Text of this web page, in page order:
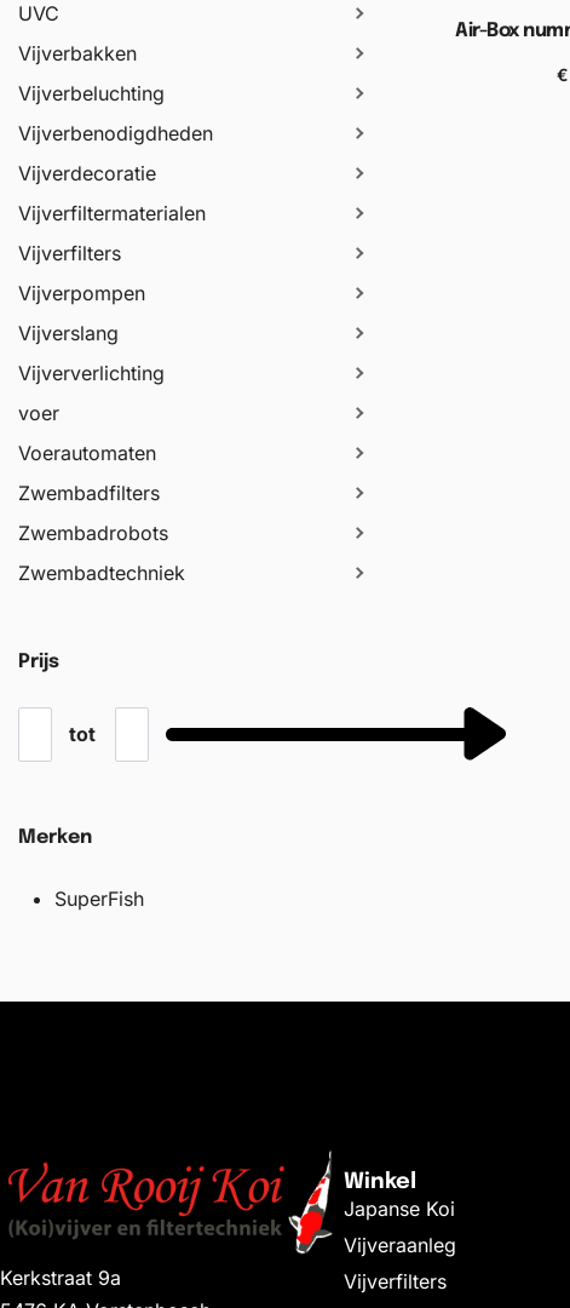
UVC
Vijverbakken
Vijverbeluchting
Vijverbenodigdheden
Vijverdecoratie
Vijverfiltermaterialen
Vijverfilters
Vijverpompen
Vijverslang
Vijververlichting
voer
Voerautomaten
Zwembadfilters
Zwembadrobots
Zwembadtechniek
Prijs
tot
Merken
SuperFish
Air-Box
€
Kerkstraat 9a
Winkel
Japanse Koi
Vijveraanleg
Vijverfilters